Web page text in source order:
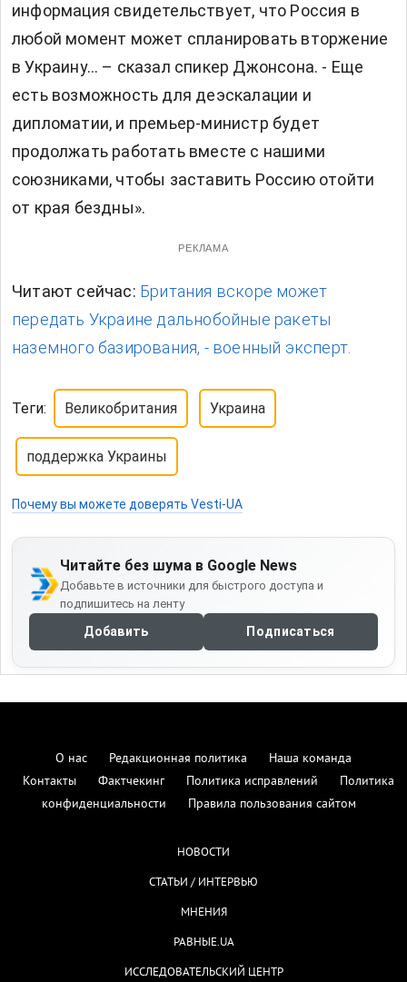
информация свидетельствует, что Россия в
любой момент может спланировать вторжение
в Украину… – сказал спикер Джонсона. - Еще
есть возможность для деэскалации и
дипломатии, и премьер-министр будет
продолжать работать вместе с нашими
союзниками, чтобы заставить Россию отойти
от края бездны».
РЕКЛАМА
Читают сейчас: Британия вскоре может
передать Украине дальнобойные ракеты
наземного базирования, - военный эксперт.
Теги: Великобритания Украина
поддержка Украины
Почему вы можете доверять Vesti-UA
Читайте без шума в Google News
Добавьте в источники для быстрого доступа и
подпишитесь на ленту
Добавить Подписаться
О нас Редакционная политика
Наша команда
Контакты
Фактчекинг Политика исправлений
Политика
конфиденциальности
Правила пользования сайтом
НОВОСТИ
СТАТЬИ / ИНТЕРВЬЮ
МНЕНИЯ
РАВНЫЕ.UA
ИССЛЕДОВАТЕЛЬСКИЙ ЦЕНТР